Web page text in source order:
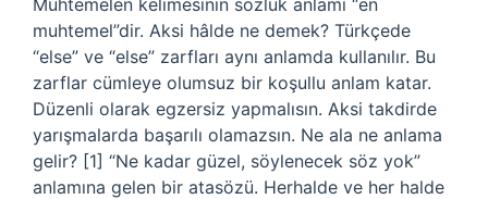
Muhtemelen kelimesinin sözlük anlamı “en
muhtemel”dir. Aksi hâlde ne demek? Türkçede
“else” ve “else” zarfları aynı anlamda kullanılır. Bu
zarflar cümleye olumsuz bir koşullu anlam katar.
Düzenli olarak egzersiz yapmalısın. Aksi takdirde
yarışmalarda başarılı olamazsın. Ne ala ne anlama
gelir? [1] “Ne kadar güzel, söylenecek söz yok”
anlamına gelen bir atasözü. Herhalde ve her halde